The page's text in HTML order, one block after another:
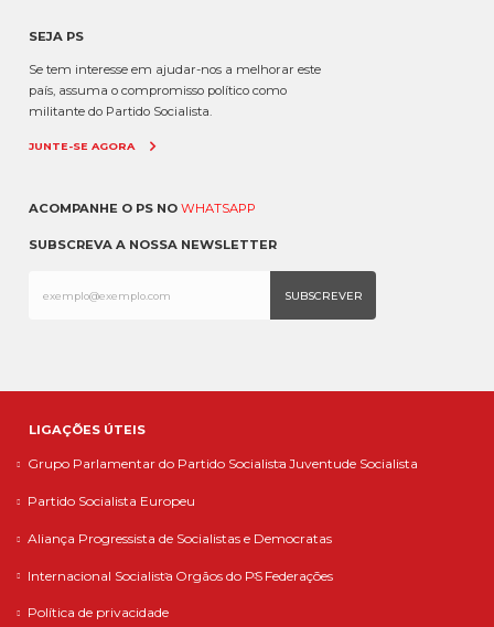
SEJA PS
Se tem interesse em ajudar-nos a melhorar este
país, assuma o compromisso político como
militante do Partido Socialista.
JUNTE-SE AGORA
ACOMPANHE O PS NO WHATSAPP
SUBSCREVA A NOSSA NEWSLETTER
LIGAÇÕES ÚTEIS
Grupo Parlamentar do Partido Socialista Juventude Socialista
Partido Socialista Europeu
Aliança Progressista de Socialistas e Democratas
Internacional Socialista Orgãos do PS Federações
Política de privacidade